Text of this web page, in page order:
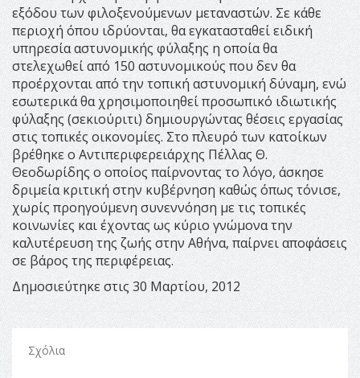
εξόδου των φιλοξενούμενων μεταναστών. Σε κάθε
περιοχή όπου ιδρύονται, θα εγκατασταθεί ειδική
υπηρεσία αστυνομικής φύλαξης η οποία θα
στελεχωθεί από 150 αστυνομικούς που δεν θα
προέρχονται από την τοπική αστυνομική δύναμη, ενώ
εσωτερικά θα χρησιμοποιηθεί προσωπικό ιδιωτικής
φύλαξης (σεκιούριτι) δημιουργώντας θέσεις εργασίας
στις τοπικές οικονομίες. Στο πλευρό των κατοίκων
βρέθηκε ο Αντιπεριφερειάρχης Πέλλας Θ.
Θεοδωρίδης ο οποίος παίρνοντας το λόγο, άσκησε
δριμεία κριτική στην κυβέρνηση καθώς όπως τόνισε,
χωρίς προηγούμενη συνεννόηση με τις τοπικές
κοινωνίες και έχοντας ως κύριο γνώμονα την
καλυτέρευση της ζωής στην Αθήνα, παίρνει αποφάσεις
σε βάρος της περιφέρειας.
Δημοσιεύτηκε στις 30 Μαρτίου, 2012
Σχόλια